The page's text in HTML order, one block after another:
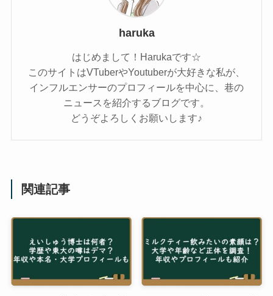
haruka
はじめまして！Harukaです☆
このサイトはVTuberやYoutuberが大好きな私が、
インフルエンサーのプロフィールを中心に、巷の
ニュースを紹介するブログです。
どうぞよろしくお願いします♪
関連記事